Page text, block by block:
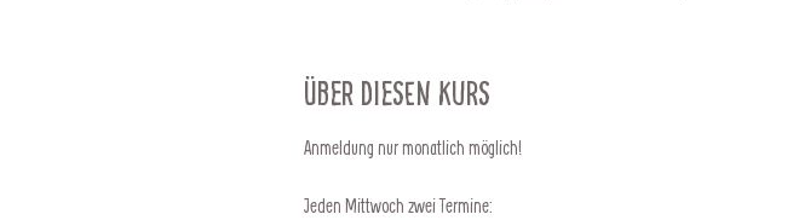
Über diesen Kurs
Anmeldung nur monatlich möglich!
Jeden Mittwoch zwei Termine: